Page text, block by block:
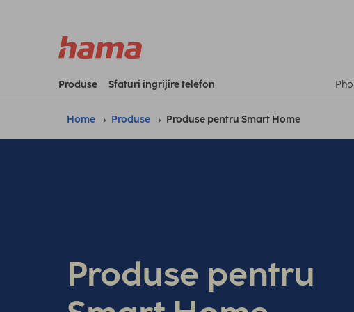
Produse Sfaturi îngrijire telefon
Home Produse Produse pentru Smart Home
Produse pentru